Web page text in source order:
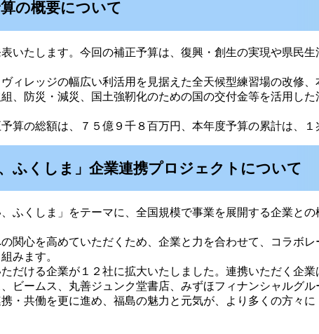
の概要について
いたします。今回の補正予算は、復興・創生の実現や県民
ィレッジの幅広い利活用を見据えた全天候型練習場の改修
、防災・減災、国土強靭化のための国の交付金等を活用し
算の総額は、７５億９千８百万円、本年度予算の累計は、１
くしま」企業連携プロジェクトについて
ふくしま」をテーマに、全国規模で事業を展開する企業と
関心を高めていただくため、企業と力を合わせて、コラボ
みます。
だける企業が１２社に拡大いたしました。連携いただく企
ビームス、丸善ジュンク堂書店、みずほフィナンシャルグ
・共働を更に進め、福島の魅力と元気が、より多くの方々に